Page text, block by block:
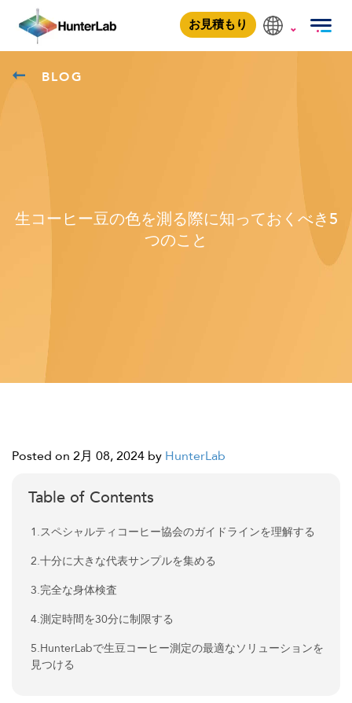
お見積もり
BLOG
生コーヒー豆の色を測る際に知っておくべき5
つのこと
Posted on 2月 08, 2024 by HunterLab
Table of Contents
1.スペシャルティコーヒー協会のガイドラインを理解する
2.十分に大きな代表サンプルを集める
3.完全な身体検査
4.測定時間を30分に制限する
5.HunterLabで生豆コーヒー測定の最適なソリューションを
見つける